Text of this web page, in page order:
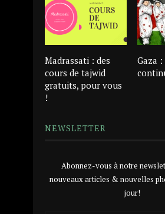
Madrassati : des
cours de tajwid
gratuits, pour vous
!
Gaza
NEWSLETTER
Abonnez-vous à notre
nouveaux articles & nouvelles
jour!